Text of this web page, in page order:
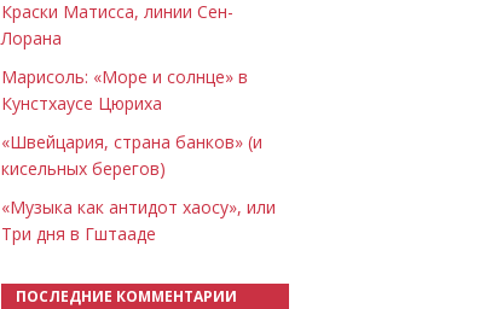
Краски Матисса, линии Сен-
Лорана
Марисоль: «Море и солнце» в
Кунстхаусе Цюриха
«Швейцария, страна банков» (и
кисельных берегов)
«Музыка как антидот хаосу», или
Три дня в Гштааде
ПОСЛЕДНИЕ КОММЕНТАРИИ